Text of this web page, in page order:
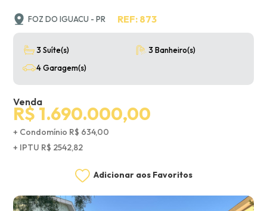
FOZ DO IGUACU - PR REF: 873
3 Suíte(s)
3 Banheiro(s)
4 Garagem(s)
Venda
R$ 1.690.000,00
+ Condomínio R$ 634,00
+ IPTU R$ 2542,82
Adicionar aos Favoritos